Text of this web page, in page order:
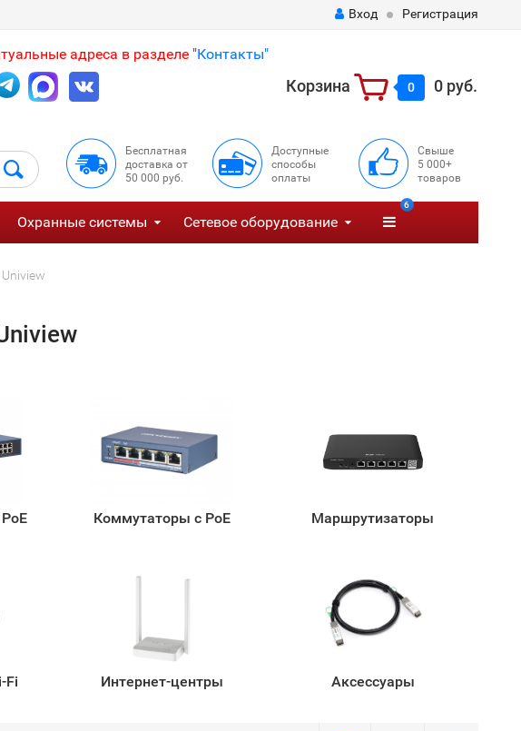
Вход Регистрация
адреса в разделе "Контакты"
Корзина 0 0 руб.
Бесплатная
доставка от
50 000 руб.
Доступные
способы
оплаты
Свыше
5 000+
товаров
Охранные системы Сетевое оборудование
6
Коммутаторы с PoE Маршрутизаторы
Fi Интернет-центры Аксессуары